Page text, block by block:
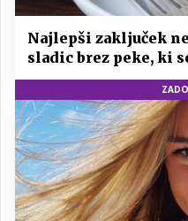
Najlepši zaključek
sladic brez peke, ki